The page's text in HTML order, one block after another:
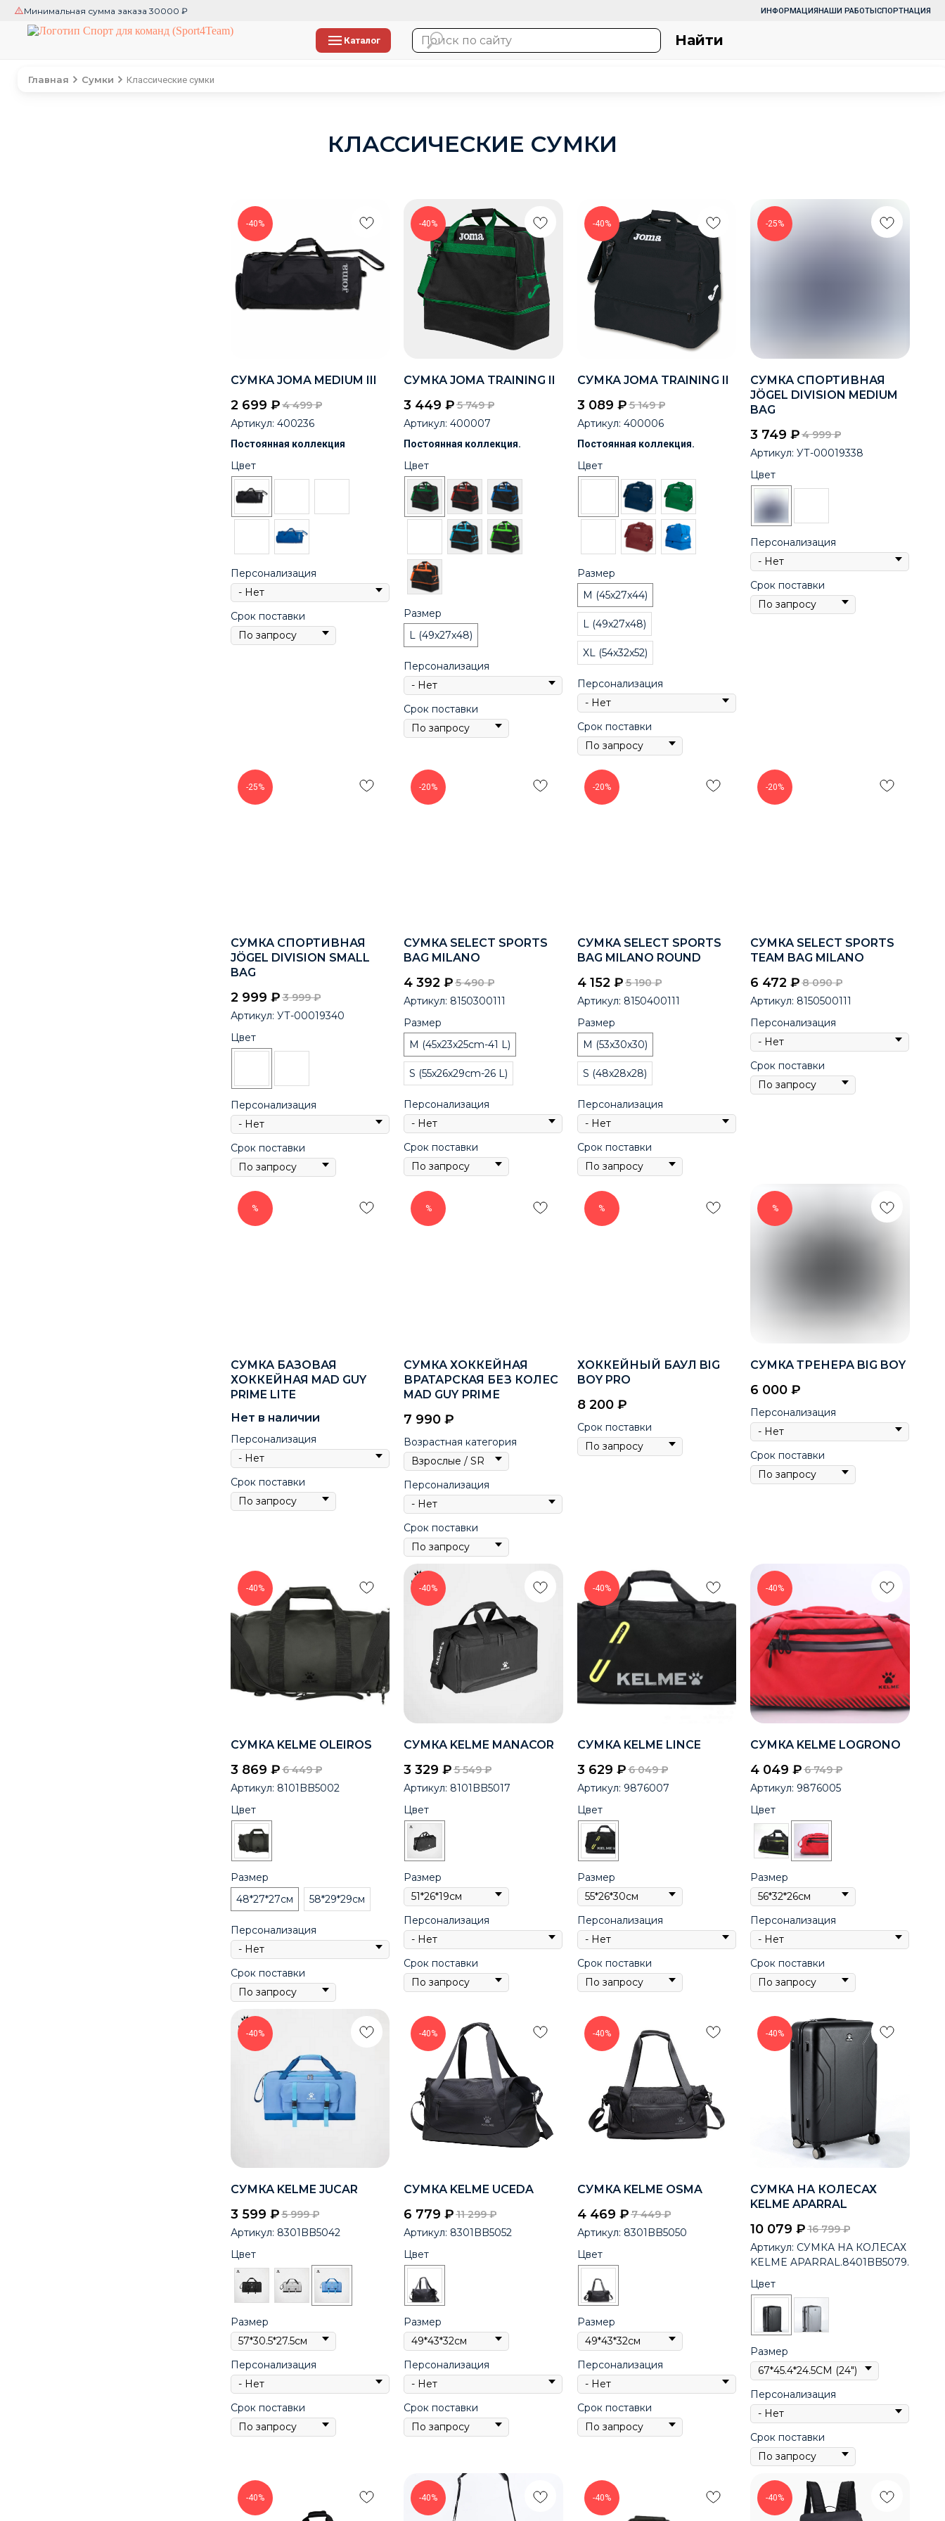
Минимальная сумма заказа 30000 ₽ ИНФОРМАЦИЯНАШИ РАБОТЫСПОРТНАЦИЯ
Каталог Найти
Главная Сумки Классические сумки
КЛАССИЧЕСКИЕ СУМКИ
-40%
СУМКА JOMA MEDIUM III
2 699 ₽ 4 499 ₽
Артикул: 400236
Постоянная коллекция
Цвет
Персонализация
Срок поставки
-40%
СУМКА JOMA TRAINING II
3 449 ₽ 5 749 ₽
Артикул:400007
Постоянная коллекция.
Цвет
Размер
L (49x27x48)
Персонализация
Срок поставки
-40%
СУМКА JOMA TRAINING II
3 089 ₽ 5 149 ₽
Артикул: 400006
Постоянная коллекция.
Цвет
Размер
M (45x27x44)
L (49x27x48)
XL (54x32x52)
Персонализация
Срок поставки
-25%
СУМКА СПОРТИВНАЯ
JÖGEL DIVISION MEDIUM
BAG
3 749 ₽ 4 999 ₽
Артикул:УТ-00019338
Цвет
Персонализация
Срок поставки
-25%
СУМКА СПОРТИВНАЯ
JÖGEL DIVISION SMALL
BAG
2 999 ₽ 3 999 ₽
Артикул: УТ-00019340
Цвет
Персонализация
Срок поставки
-20%
СУМКА SELECT SPORTS
BAG MILANO
4 392 ₽ 5 490 ₽
Артикул: 8150300111
Размер
M (45x23x25cm-41 L)
S (55x26x29cm-26 L)
Персонализация
Срок поставки
-20%
СУМКА SELECT SPORTS
BAG MILANO ROUND
4 152 ₽ 5 190 ₽
Артикул: 8150400111
Размер
M (53x30x30)
S (48x28x28)
Персонализация
Срок поставки
-20%
СУМКА SELECT SPORTS
TEAM BAG MILANO
6 472 ₽ 8 090 ₽
Артикул: 8150500111
Персонализация
Срок поставки
%
СУМКА БАЗОВАЯ
ХОККЕЙНАЯ MAD GUY
PRIME LITE
Нет в наличии
Персонализация
Срок поставки
%
СУМКА ХОККЕЙНАЯ
ВРАТАРСКАЯ БЕЗ КОЛЕС
MAD GUY РRIМЕ
7 990 ₽
Возрастная категория
Персонализация
Срок поставки
%
ХОККЕЙНЫЙ БАУЛ BIG
BOY PRO
8 200 ₽
Срок поставки
%
СУМКА ТРЕНЕРА BIG BOY
6 000 ₽
Персонализация
Срок поставки
-40%
СУМКА KELME OLEIROS
3 869 ₽ 6 449 ₽
Артикул: 8101BB5002
Цвет
Размер
48*27*27см
58*29*29см
Персонализация
Срок поставки
-40%
СУМКА KELME MANACOR
3 329 ₽ 5 549 ₽
Артикул: 8101BB5017
Цвет
Размер
Персонализация
Срок поставки
-40%
СУМКА KELME LINCE
3 629 ₽ 6 049 ₽
Артикул: 9876007
Цвет
Размер
Персонализация
Срок поставки
-40%
СУМКА KELME LOGRONO
4 049 ₽ 6 749 ₽
Артикул: 9876005
Цвет
Размер
Персонализация
Срок поставки
-40%
СУМКА KELME JUCAR
3 599 ₽ 5 999 ₽
Артикул: 8301BB5042
Цвет
Размер
Персонализация
Срок поставки
-40%
СУМКА KELME UCEDA
6 779 ₽ 11 299 ₽
Артикул: 8301BB5052
Цвет
Размер
Персонализация
Срок поставки
-40%
СУМКА KELME OSMA
4 469 ₽ 7 449 ₽
Артикул: 8301BB5050
Цвет
Размер
Персонализация
Срок поставки
-40%
СУМКА НА КОЛЕСАХ
KELME APARRAL
10 079 ₽ 16 799 ₽
Артикул: СУМКА НА КОЛЕСАХ
KELME APARRAL.8401BB5079.
Цвет
Размер
Персонализация
Срок поставки
-40% -40% -40% -40%